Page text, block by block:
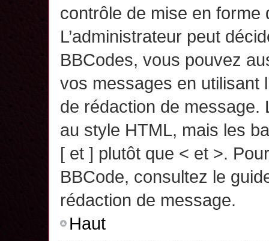
contrôle de mise en forme
L’administrateur peut
BBCodes, vous pouvez
vos messages en utilisant
de rédaction de message.
au style HTML, mais les
[ et ] plutôt que < et >.
BBCode, consultez le
rédaction de message.
Haut